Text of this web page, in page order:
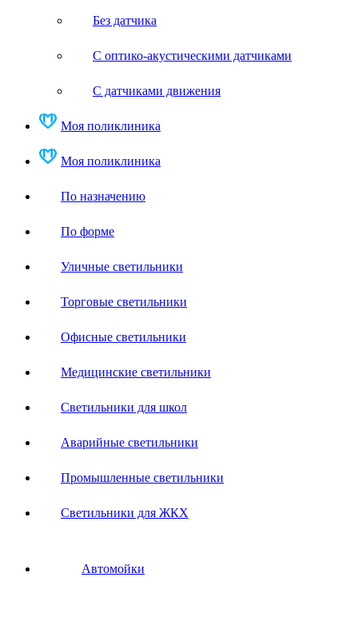
Без датчика
С оптико-акустическими датчиками
С датчиками движения
Моя поликлиника
Моя поликлиника
По назначению
По форме
Уличные светильники
Торговые светильники
Офисные светильники
Медицинские светильники
Светильники для школ
Аварийные светильники
Промышленные светильники
Светильники для ЖКХ
Автомойки